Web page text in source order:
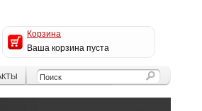
Корзина
Ваша корзина пуста